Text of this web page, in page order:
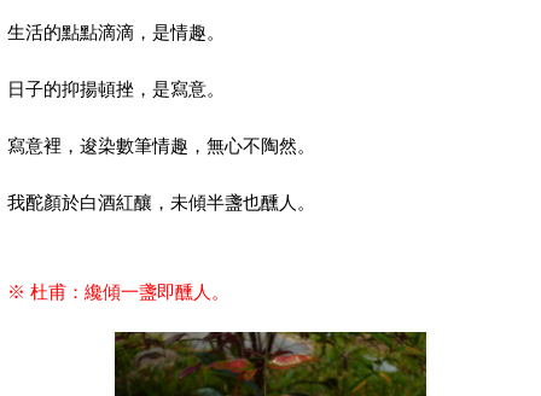
生活的點點滴滴，是情趣。
日子的抑揚頓挫，是寫意。
寫意裡，逡染數筆情趣，無心不陶然。
我酡顏於白酒紅釀，未傾半盞也醺人。
※ 杜甫：纔傾一盞即醺人。